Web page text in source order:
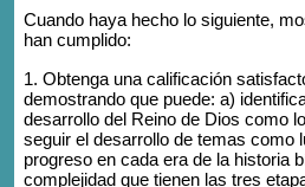
Cuando haya hecho lo siguiente,
han cumplido:
1. Obtenga una calificación
demostrando que puede: a)
desarrollo del Reino de Dios como
seguir el desarrollo de temas como
progreso en cada era de la historia
complejidad que tienen las tres